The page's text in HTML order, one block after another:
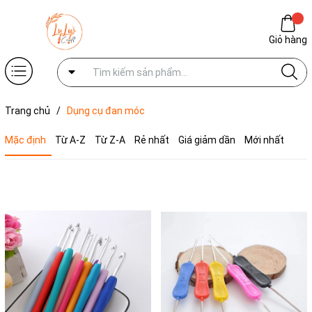
Giỏ hàng
Trang chủ / Dụng cụ đan móc
Mặc định Từ A-Z Từ Z-A Rẻ nhất Giá giảm dần Mới nhất